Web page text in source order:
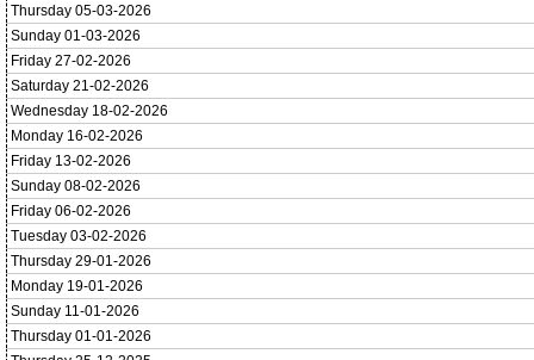
Thursday 05-03-2026
Sunday 01-03-2026
Friday 27-02-2026
Saturday 21-02-2026
Wednesday 18-02-2026
Monday 16-02-2026
Friday 13-02-2026
Sunday 08-02-2026
Friday 06-02-2026
Tuesday 03-02-2026
Thursday 29-01-2026
Monday 19-01-2026
Sunday 11-01-2026
Thursday 01-01-2026